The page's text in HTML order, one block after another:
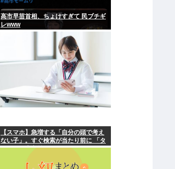
高市早苗首相、ちょけすぎて 民ブチギ
レwww
【スマホ】急増する「自分の頭で考え
ない子」。すぐ検索が当たり前に 「タ
イパ」至上主義